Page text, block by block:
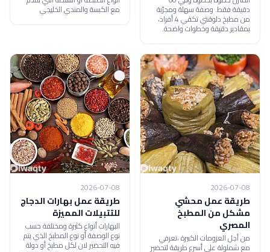
دقيقة فقط. وصفة سهلة ومجرّبة
من مطبخ دلوقتي تكفي 4 أفراد،
بمقادير دقيقة وخطوات واضحة.
مع الكبسة والمندي الخليجي
2026-07-08
طريقة عمل محشي
مشكل من المطبخ
المصري
من أجل العزومات الكبيرة ،تعرفي
مع شملولة على أسرع طريقة لتحضير
2026-07-08
طريقة عمل بهارات الدجاج
للتتبيلات المميزة
البهارات أنواع كثيرة ومختلفة حسب
نوع الوصفة أو نوع المطبخ الذي يتم
فيه التحضير لان لكل مطبخ أو دولة